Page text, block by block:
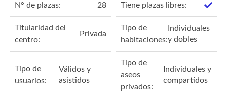
N° de plazas: 28 Tiene plazas libres:
Titularidad del
centro:
Privada
Tipo de
habitaciones:
Individuales
y dobles
Tipo de
usuarios:
Válidos y
asistidos
Tipo de
aseos
privados:
Individuales y
compartidos